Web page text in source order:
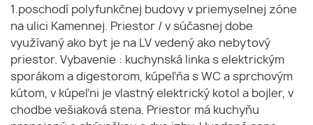
1.poschodí polyfunkčnej budovy v priemyselnej zóne
na ulici Kamennej. Priestor / v súčasnej dobe
využívaný ako byt je na LV vedený ako nebytový
priestor. Vybavenie : kuchynská linka s elektrickým
sporákom a digestorom, kúpeľňa s WC a sprchovým
kútom, v kúpeľni je vlastný elektrický kotol a bojler, v
chodbe vešiaková stena. Priestor má kuchyňu